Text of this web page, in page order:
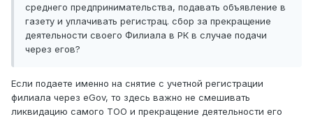
среднего предпринимательства, подавать объявление в
газету и уплачивать регистрац. сбор за прекращение
деятельности своего Филиала в РК в случае подачи
через егов?
Если подаете именно на снятие с учетной регистрации
филиала через eGov, то здесь важно не смешивать
ликвидацию самого ТОО и прекращение деятельности его